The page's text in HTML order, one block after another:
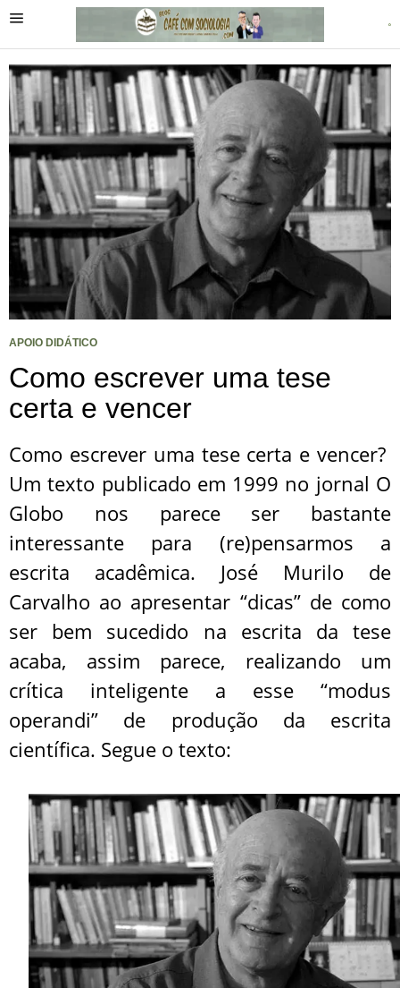
APOIO DIDÁTICO
Como escrever uma tese
certa e vencer
Como escrever uma tese certa e vencer?
Um texto publicado em 1999 no jornal O
Globo nos parece ser bastante
interessante para (re)pensarmos a
escrita acadêmica. José Murilo de
Carvalho ao apresentar “dicas” de como
ser bem sucedido na escrita da tese
acaba, assim parece, realizando um
crítica inteligente a esse “modus
operandi” de produção da escrita
científica. Segue o texto: